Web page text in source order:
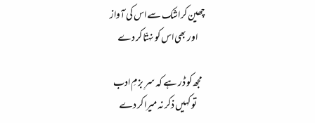
چھین کر اشک سے اس کی آواز
اور بھی اس کو نہتّا کر دے
مجھ کو ڈر ہے کہ سرِ بزمِ ادب
تو کہیں ذکر نہ میرا کر دے